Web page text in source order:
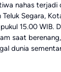
nahas terjadi
Segara,
15.00 WIB.
saat
dunia